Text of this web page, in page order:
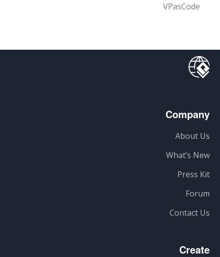
VPasCode
Company
About Us
What’s New
Press Kit
Forum
Contact Us
Create